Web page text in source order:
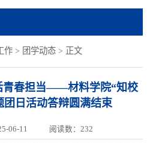
作 > 团学动态 > 正文
青春担当——材料学院“知校
团日活动答辩圆满结束
06-11 阅读数： 232